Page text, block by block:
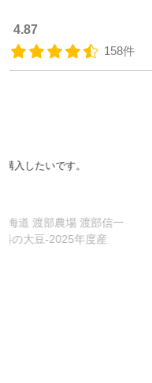
4.87
158件
味噌作りに使わせても
味噌作りが楽しくできま
ご購入者様
ユキホマレ大
さんの無農薬